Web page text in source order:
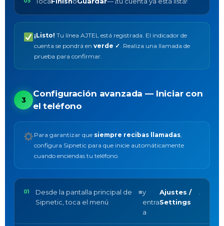
¡Listo! Tu línea AJTEL está registrada. El indicador de
cuenta se pondrá en verde ✓. Realiza una llamada de
prueba para confirmar.
3
Configuración avanzada — Iniciar con
el teléfono
Para garantizar que siempre recibas llamadas,
configura Sipnetic para que inicie automáticamente
cuando enciendas tu teléfono.
Desde la pantalla principal de
Sipnetic, toca el menú
≡y
entra
a
Ajustes /
Settings
.